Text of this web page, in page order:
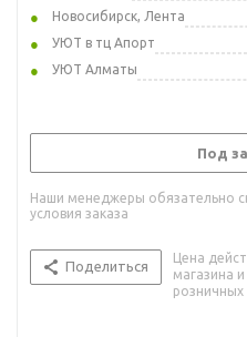
Новосибирск, Лента
УЮТ в тц Апорт
УЮТ Алматы
Под
Наши менеджеры обязательно
условия заказа
Поделиться
Цена
магазина
розничных